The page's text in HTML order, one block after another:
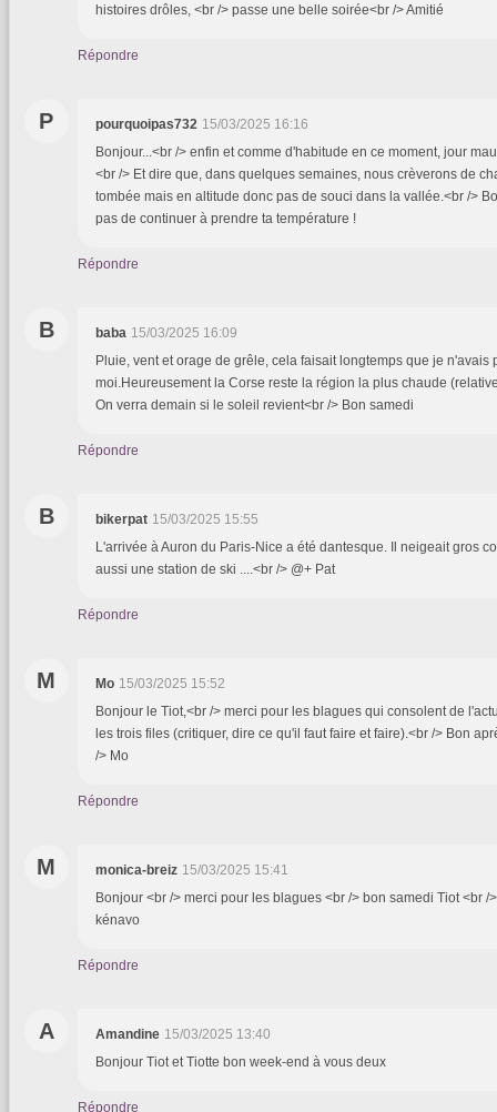
histoires drôles, <br /> passe une belle soirée<br /> Amitié
Répondre
P pourquoipas732 15/03/2025 16:16
Bonjour...<br /> enfin et comme d'habitude en ce moment, jour
<br /> Et dire que, dans quelques semaines, nous crèverons de
tombée mais en altitude donc pas de souci dans la vallée.<br />
pas de continuer à prendre ta température !
Répondre
B baba 15/03/2025 16:09
Pluie, vent et orage de grêle, cela faisait longtemps que je n'avais
moi.Heureusement la Corse reste la région la plus chaude
On verra demain si le soleil revient<br /> Bon samedi
Répondre
B bikerpat 15/03/2025 15:55
L'arrivée à Auron du Paris-Nice a été dantesque. Il neigeait gros
aussi une station de ski ....<br /> @+ Pat
Répondre
M Mo 15/03/2025 15:52
Bonjour le Tiot,<br /> merci pour les blagues qui consolent de
les trois files (critiquer, dire ce qu'il faut faire et faire).<br /> Bon
/> Mo
Répondre
M monica-breiz 15/03/2025 15:41
Bonjour <br /> merci pour les blagues <br /> bon samedi Tiot <br /
kénavo
Répondre
A Amandine 15/03/2025 13:40
Bonjour Tiot et Tiotte bon week-end à vous deux
Répondre